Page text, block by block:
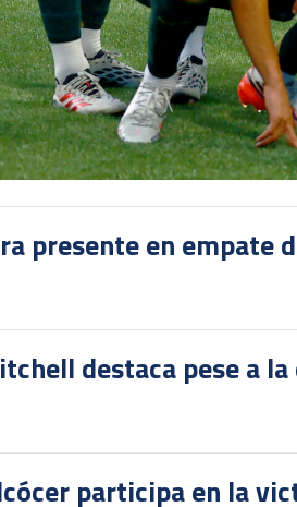
presente en empate
destaca pese a
participa en la